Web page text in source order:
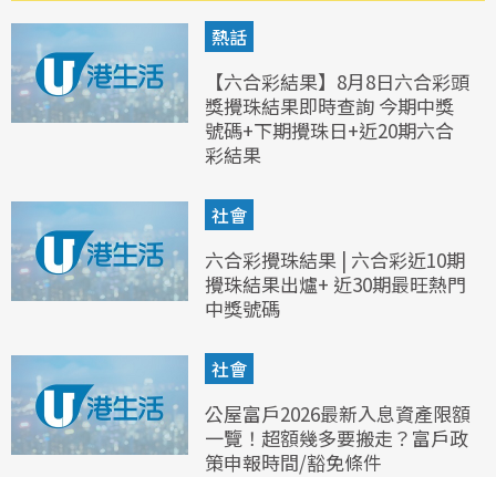
熱話
【六合彩結果】8月8日六合彩頭
獎攪珠結果即時查詢 今期中獎
號碼+下期攪珠日+近20期六合
彩結果
社會
六合彩攪珠結果 | 六合彩近10期
攪珠結果出爐+ 近30期最旺熱門
中獎號碼
社會
公屋富戶2026最新入息資產限額
一覽！超額幾多要搬走？富戶政
策申報時間/豁免條件